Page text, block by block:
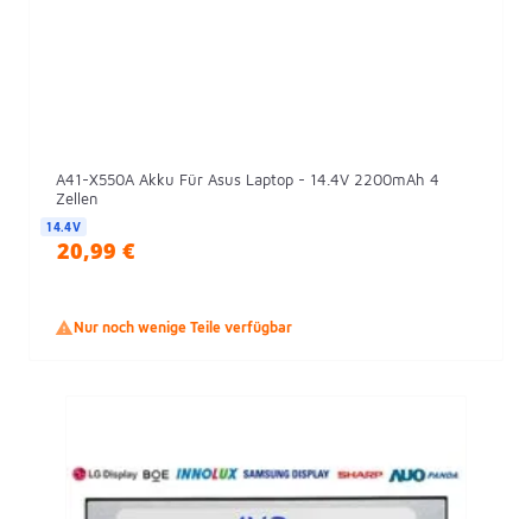
A41-X550A Akku Für Asus Laptop - 14.4V 2200mAh 4
Zellen
14.4V
20,99 €
Nur noch wenige Teile verfügbar